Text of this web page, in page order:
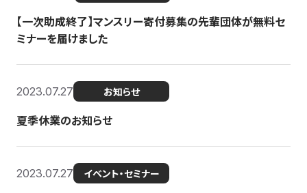
【一次助成終了】マンスリー寄付募集の先輩団体が無料セ
ミナーを届けました
2023.07.27 お知らせ
夏季休業のお知らせ
2023.07.27 イベント・セミナー